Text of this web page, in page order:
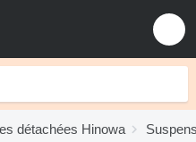
détachées Hinowa